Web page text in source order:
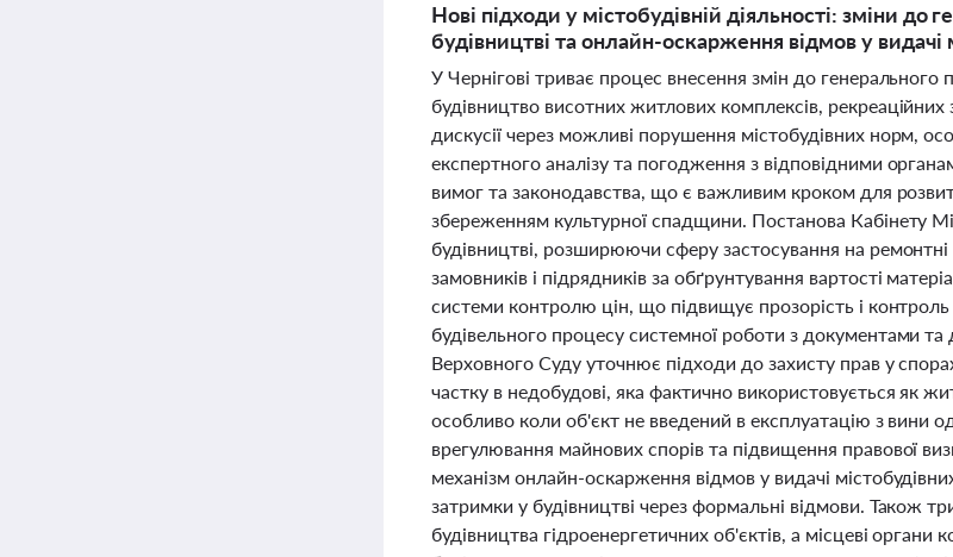
Нові підходи у містобудівній діяльності: зміни до
будівництві та онлайн-оскарження відмов у видачі
У Чернігові триває процес внесення змін до
будівництво висотних житлових комплексів,
дискусії через можливі порушення містобудівних норм,
експертного аналізу та погодження з відповідними
вимог та законодавства, що є важливим кроком для
збереженням культурної спадщини. Постанова Кабінету
будівництві, розширюючи сферу застосування на
замовників і підрядників за обґрунтування вартості
системи контролю цін, що підвищує прозорість і контроль
будівельного процесу системної роботи з документами
Верховного Суду уточнює підходи до захисту прав у
частку в недобудові, яка фактично використовується як
особливо коли об'єкт не введений в експлуатацію з вини
врегулювання майнових спорів та підвищення правової
механізм онлайн-оскарження відмов у видачі
затримки у будівництві через формальні відмови. Також
будівництва гідроенергетичних об'єктів, а місцеві